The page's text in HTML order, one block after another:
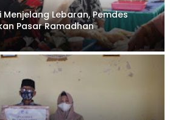
Lebaran, Pemdes
Pasar Ramadhan